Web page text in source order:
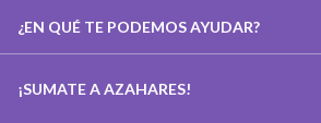
¿EN QUÉ TE PODEMOS AYUDAR?
¡SUMATE A AZAHARES!